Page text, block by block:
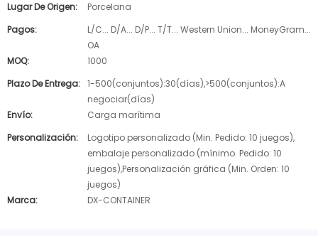
Lugar De Origen:
Porcelana
Pagos:
L/C... D/A... D/P... T/T... Western Union... MoneyGram...
OA
MOQ:
1000
Plazo De Entrega: 1-500(conjuntos):30(días),>500(conjuntos):A
negociar(días)
Envío:
Carga marítima
Personalización:
Logotipo personalizado (Min. Pedido: 10 juegos),
embalaje personalizado (mínimo. Pedido: 10
juegos),Personalización gráfica (Min. Orden: 10
juegos)
Marca:
DX-CONTAINER